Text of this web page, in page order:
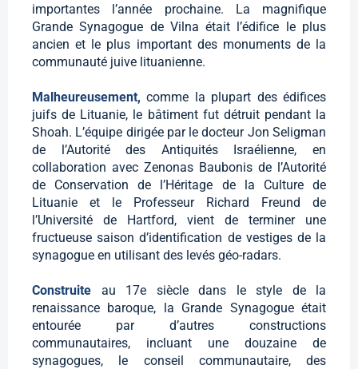
importantes l’année prochaine. La magnifique
Grande Synagogue de Vilna était l’édifice le plus
ancien et le plus important des monuments de la
communauté juive lituanienne.
Malheureusement,comme la plupart des édifices
juifs de Lituanie, le bâtiment fut détruit pendant la
Shoah. L’équipe dirigée par le docteur Jon Seligman
de l’Autorité des Antiquités Israélienne, en
collaboration avec Zenonas Baubonis de l’Autorité
de Conservation de l’Héritage de la Culture de
Lituanie et le Professeur Richard Freund de
l’Université de Hartford, vient de terminer une
fructueuse saison d’identification de vestiges de la
synagogue en utilisant des levés géo-radars.
Construite au 17e siècle dans le style de la
renaissance baroque, la Grande Synagogue était
entourée par d’autres constructions
communautaires, incluant une douzaine de
synagogues, le conseil communautaire, des